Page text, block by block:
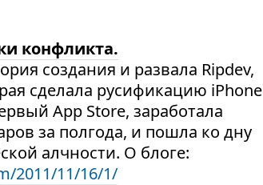
конфликта.
создания и развала Ripdev,
сделала русификацию iPhone
App Store, заработала
за полгода, и пошла ко дну
алчности. О блоге:
2011/11/16/1/